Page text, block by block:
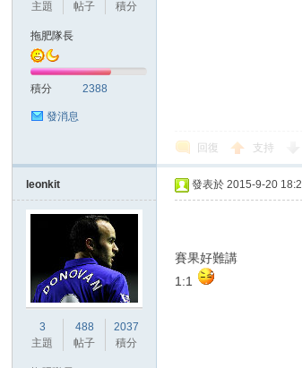
主題
帖子
積分
拖肥隊長
積分 2388
發消息
回復 支持
leonkit
3
主題
488
帖子
2037
積分
發表於 2015-9-20
賽果好難講
1:1